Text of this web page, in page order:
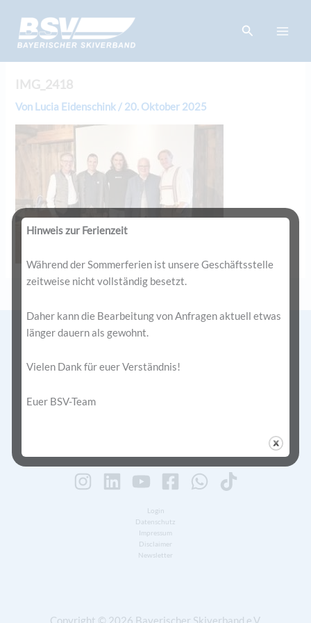
springen
Inhalt
springen
Suchen
IMG_2418
Von Lucia Eidenschink / 20. Oktober 2025
Geschäftsstelle im Haus des Sports
Login
Datenschutz
Impressum
Disclaimer
Newsletter
Hinweis zur Ferienzeit
Während der Sommerferien ist unsere Geschäftsstelle
zeitweise nicht vollständig besetzt.
Daher kann die Bearbeitung von Anfragen aktuell etwas
länger dauern als gewohnt.
Vielen Dank für euer Verständnis!
Euer BSV-Team